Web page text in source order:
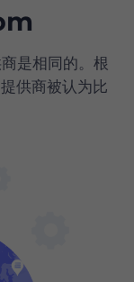
是相同的。根
供商被认为比